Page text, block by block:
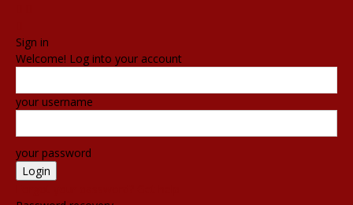
Sign in
Welcome! Log into your account
your username
your password